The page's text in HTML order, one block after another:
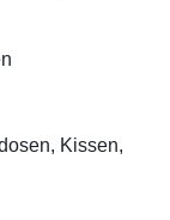
Kissen,